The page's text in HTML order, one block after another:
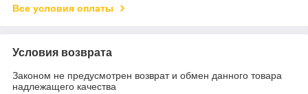
Все условия оплаты
Условия возврата
Законом не предусмотрен возврат и обмен данного товара
надлежащего качества